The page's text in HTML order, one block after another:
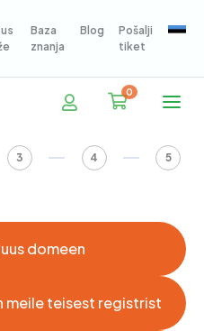
Baza
znanja
Blog
Pošalji
tiket
0Ostukorv
3 4 5
domeen
meile teisest registrist